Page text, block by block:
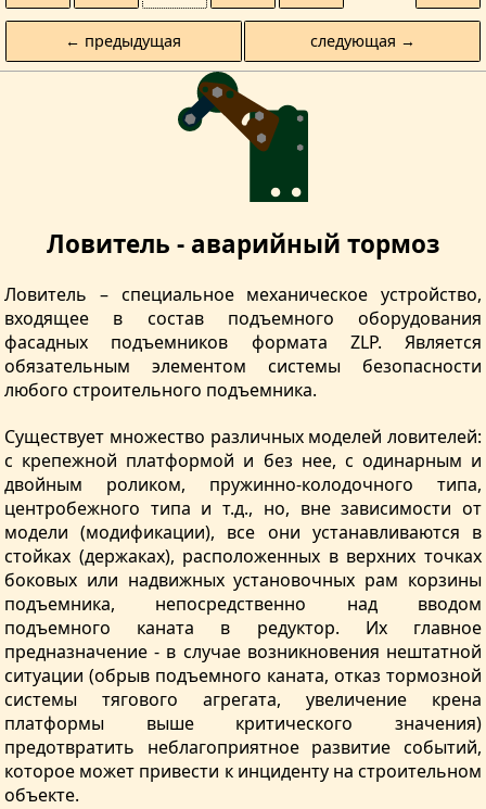
Ловитель - аварийный тормоз
Ловитель – специальное механическое устройство,
входящее в состав подъемного оборудования
фасадных подъемников формата ZLP. Является
обязательным элементом системы безопасности
любого строительного подъемника.
Существует множество различных моделей ловителей:
с крепежной платформой и без нее, с одинарным и
двойным роликом, пружинно-колодочного типа,
центробежного типа и т.д., но, вне зависимости от
модели (модификации), все они устанавливаются в
стойках (держаках), расположенных в верхних точках
боковых или надвижных установочных рам корзины
подъемника, непосредственно над вводом
подъемного каната в редуктор. Их главное
предназначение - в случае возникновения нештатной
ситуации (обрыв подъемного каната, отказ тормозной
системы тягового агрегата, увеличение крена
платформы выше критического значения)
предотвратить неблагоприятное развитие событий,
которое может привести к инциденту на строительном
объекте.
← предыдущая следующая →